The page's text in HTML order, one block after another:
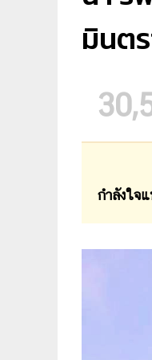
มินต
น้ำ รพี
กำลังใจ